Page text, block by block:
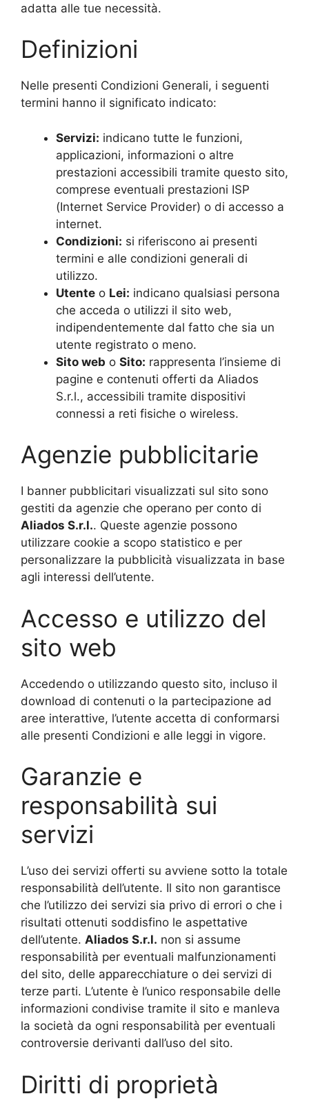
adatta alle tue necessità.
Definizioni
Nelle presenti Condizioni Generali, i seguenti
termini hanno il significato indicato:
Servizi: indicano tutte le funzioni,
applicazioni, informazioni o altre
prestazioni accessibili tramite questo sito,
comprese eventuali prestazioni ISP
(Internet Service Provider) o di accesso a
internet.
Condizioni: si riferiscono ai presenti
termini e alle condizioni generali di
utilizzo.
Utente o Lei: indicano qualsiasi persona
che acceda o utilizzi il sito web,
indipendentemente dal fatto che sia un
utente registrato o meno.
Sito web o Sito: rappresenta l’insieme di
pagine e contenuti offerti da Aliados
S.r.l., accessibili tramite dispositivi
connessi a reti fisiche o wireless.
Agenzie pubblicitarie
I banner pubblicitari visualizzati sul sito sono
gestiti da agenzie che operano per conto di
Aliados S.r.l.. Queste agenzie possono
utilizzare cookie a scopo statistico e per
personalizzare la pubblicità visualizzata in base
agli interessi dell’utente.
Accesso e utilizzo del
sito web
Accedendo o utilizzando questo sito, incluso il
download di contenuti o la partecipazione ad
aree interattive, l’utente accetta di conformarsi
alle presenti Condizioni e alle leggi in vigore.
Garanzie e
responsabilità sui
servizi
L’uso dei servizi offerti su avviene sotto la totale
responsabilità dell’utente. Il sito non garantisce
che l’utilizzo dei servizi sia privo di errori o che i
risultati ottenuti soddisfino le aspettative
dell’utente. Aliados S.r.l. non si assume
responsabilità per eventuali malfunzionamenti
del sito, delle apparecchiature o dei servizi di
terze parti. L’utente è l’unico responsabile delle
informazioni condivise tramite il sito e manleva
la società da ogni responsabilità per eventuali
controversie derivanti dall’uso del sito.
Diritti di proprietà